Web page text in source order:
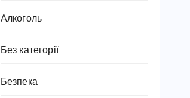
Алкоголь
Без категорії
Безпека